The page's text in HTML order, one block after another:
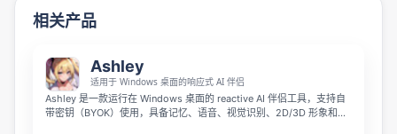
相关产品
Ashley
适用于 Windows 桌面的响应式 AI 伴侣
Ashley 是一款运行在 Windows 桌面的 reactive AI 伴侣工具，支持自
带密钥（BYOK）使用，具备记忆、语音、视觉识别、2D/3D 形象和宠